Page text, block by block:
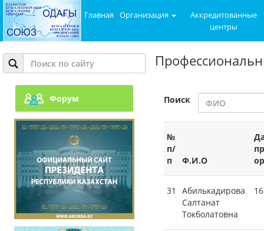
Главная Организация
Аккредитованные
центры
Форум Поиск
№
п/
п
Ф.И.О
31
Абилькадирова
Салтанат
Токболатовна